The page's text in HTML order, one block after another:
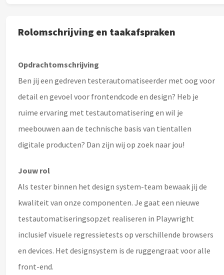
Rolomschrijving en taakafspraken
Opdrachtomschrijving
Ben jij een gedreven testerautomatiseerder met oog voor
detail en gevoel voor frontendcode en design? Heb je
ruime ervaring met testautomatisering en wil je
meebouwen aan de technische basis van tientallen
digitale producten? Dan zijn wij op zoek naar jou!
Jouw rol
Als tester binnen het design system-team bewaak jij de
kwaliteit van onze componenten. Je gaat een nieuwe
testautomatiseringsopzet realiseren in Playwright
inclusief visuele regressietests op verschillende browsers
en devices. Het designsystem is de ruggengraat voor alle
front-end.